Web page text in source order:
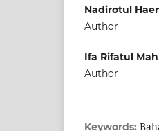
Nadirotul
Author
Ifa Rifatul
Author
Keywords: